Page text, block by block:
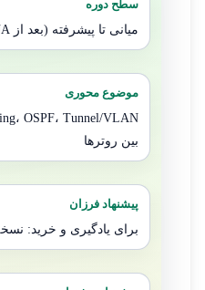
سطح دوره
میانی تا پیشرفته (بعد از MTCNA)
موضوع محوری
بین روترها
پیشنهاد فرزان
برای یادگیری و خرید: